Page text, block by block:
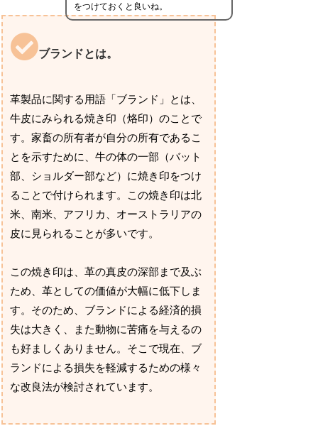
をつけておくと良いね。
ブランドとは。
革製品に関する用語「ブランド」とは、
牛皮にみられる焼き印（烙印）のことで
す。家畜の所有者が自分の所有であるこ
とを示すために、牛の体の一部（バット
部、ショルダー部など）に焼き印をつけ
ることで付けられます。この焼き印は北
米、南米、アフリカ、オーストラリアの
皮に見られることが多いです。
この焼き印は、革の真皮の深部まで及ぶ
ため、革としての価値が大幅に低下しま
す。そのため、ブランドによる経済的損
失は大きく、また動物に苦痛を与えるの
も好ましくありません。そこで現在、ブ
ランドによる損失を軽減するための様々
な改良法が検討されています。